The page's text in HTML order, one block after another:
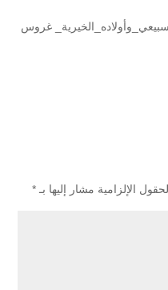
غروس
الإلزامية مشار إليها بـ *